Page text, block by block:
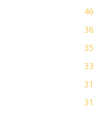
46
36
35
33
31
31